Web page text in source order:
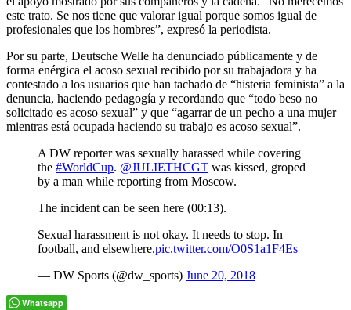
este trato. Se nos tiene que valorar igual porque somos igual de
profesionales que los hombres”, expresó la periodista.
Por su parte, Deutsche Welle ha denunciado públicamente y de
forma enérgica el acoso sexual recibido por su trabajadora y ha
contestado a los usuarios que han tachado de “histeria feminista” a la
denuncia, haciendo pedagogía y recordando que “todo beso no
solicitado es acoso sexual” y que “agarrar de un pecho a una mujer
mientras está ocupada haciendo su trabajo es acoso sexual”.
A DW reporter was sexually harassed while covering
the #WorldCup. @JULIETHCGT was kissed, groped
by a man while reporting from Moscow.
The incident can be seen here (00:13).
Sexual harassment is not okay. It needs to stop. In
football, and elsewhere.pic.twitter.com/O0S1a1F4Es
— DW Sports (@dw_sports) June 20, 2018
Whatsapp